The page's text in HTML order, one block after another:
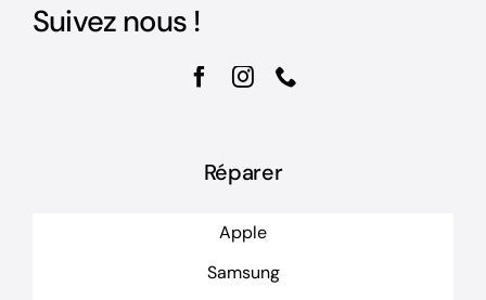
Suivez nous !
Réparer
Apple
Samsung